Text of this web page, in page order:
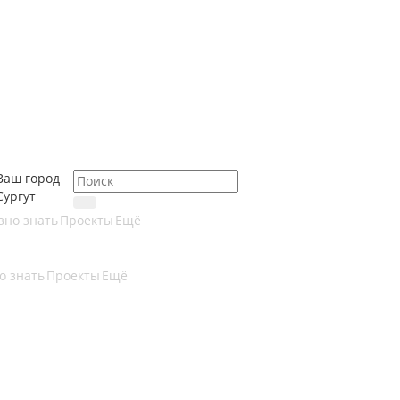
город
знатьПроекты Ещё
знатьПроекты Ещё